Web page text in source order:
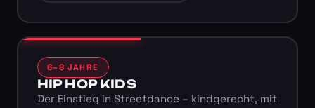
6–8 JAHRE
HIP HOP KIDS
Der Einstieg in Streetdance – kindgerecht, mit